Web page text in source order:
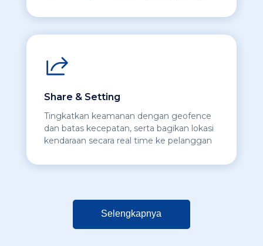
Share & Setting
Tingkatkan keamanan dengan geofence
dan batas kecepatan, serta bagikan lokasi
kendaraan secara real time ke pelanggan
Selengkapnya